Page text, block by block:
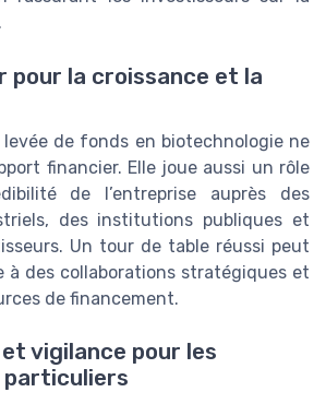
pour la croissance et la
levée de fonds en biotechnologie ne
financier. Elle joue aussi un rôle
de l’entreprise auprès des
des institutions publiques et
Un tour de table réussi peut
à des collaborations stratégiques et
de financement.
vigilance pour les